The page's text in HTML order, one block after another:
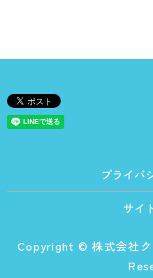
プライバ
サイ
Copyright © 株式会社